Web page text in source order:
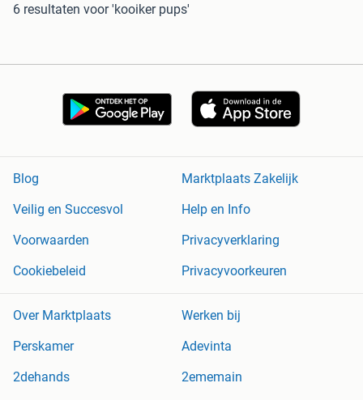
6 resultaten voor 'kooiker pups'
Blog
Marktplaats Zakelijk
Veilig en Succesvol
Help en Info
Voorwaarden
Privacyverklaring
Cookiebeleid
Privacyvoorkeuren
Over Marktplaats
Werken bij
Perskamer
Adevinta
2dehands
2ememain